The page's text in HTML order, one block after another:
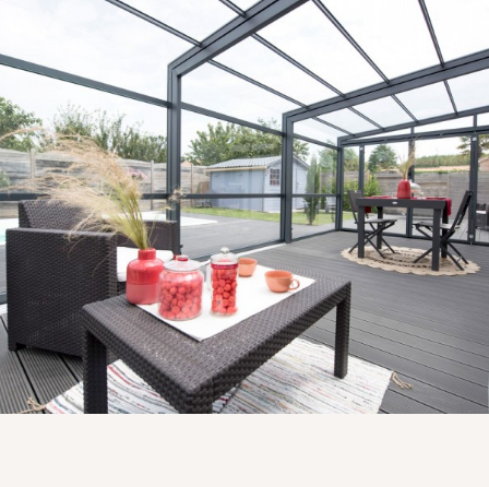
Les plus Gustave Rideau
Conseil pour l’agencement de votre
espace
Aide aux démarches administratives
Livraison & pose
Garantie décennale
En savoir plus